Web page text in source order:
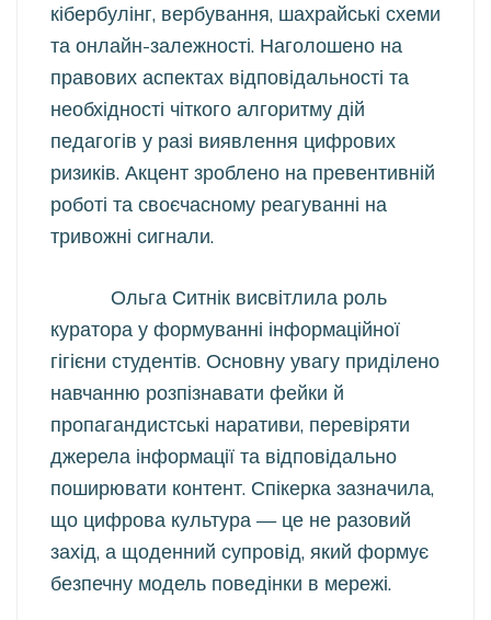
кібербулінг, вербування, шахрайські схеми
та онлайн-залежності. Наголошено на
правових аспектах відповідальності та
необхідності чіткого алгоритму дій
педагогів у разі виявлення цифрових
ризиків. Акцент зроблено на превентивній
роботі та своєчасному реагуванні на
тривожні сигнали.
Ольга Ситнік висвітлила роль
куратора у формуванні інформаційної
гігієни студентів. Основну увагу приділено
навчанню розпізнавати фейки й
пропагандистські наративи, перевіряти
джерела інформації та відповідально
поширювати контент. Спікерка зазначила,
що цифрова культура — це не разовий
захід, а щоденний супровід, який формує
безпечну модель поведінки в мережі.